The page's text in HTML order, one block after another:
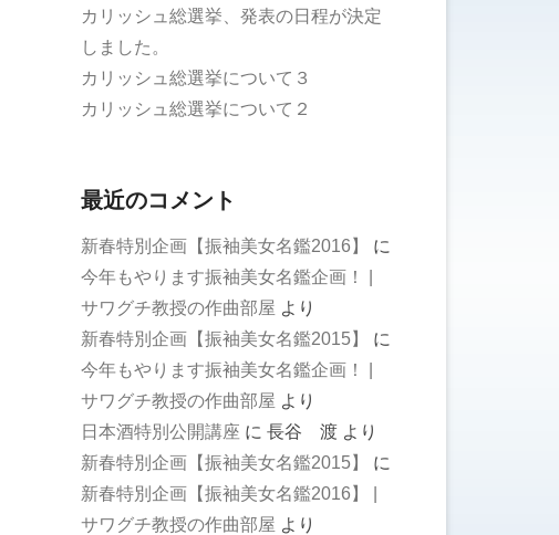
カリッシュ総選挙、発表の日程が決定
しました。
カリッシュ総選挙について３
カリッシュ総選挙について２
最近のコメント
新春特別企画【振袖美女名鑑2016】
に
今年もやります振袖美女名鑑企画！ |
サワグチ教授の作曲部屋 より
新春特別企画【振袖美女名鑑2015】
に
今年もやります振袖美女名鑑企画！ |
サワグチ教授の作曲部屋 より
日本酒特別公開講座 に 長谷 渡 より
新春特別企画【振袖美女名鑑2015】
に
新春特別企画【振袖美女名鑑2016】 |
サワグチ教授の作曲部屋 より